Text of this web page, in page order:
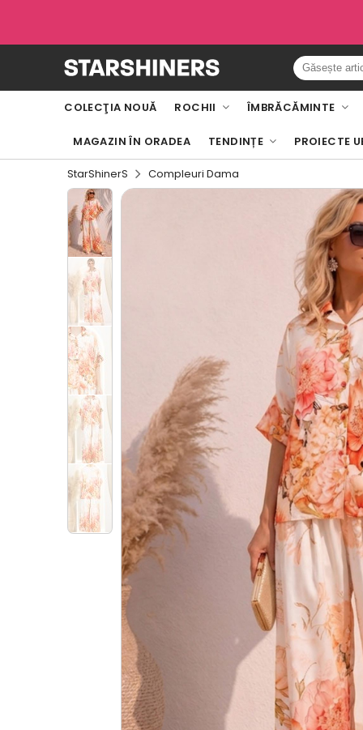
COLECŢIA NOUĂ ROCHII ÎMBRĂCĂMINTE
MAGAZIN ÎN ORADEA TENDINȚE PROIECTE
StarShinerS Compleuri Dama